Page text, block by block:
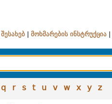
მოხმარების ინსტრუქცია
q r s t u v w x y z